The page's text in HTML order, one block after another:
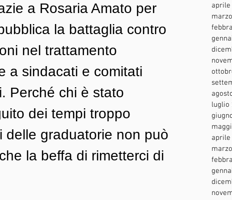
a Rosaria Amato per
la battaglia contro
nel trattamento
a sindacati e comitati
Perché chi è stato
dei tempi troppo
delle graduatorie non può
la beffa di rimetterci di
aprile
luglio
aprile